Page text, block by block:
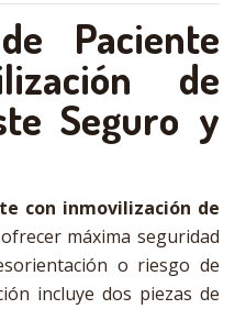
Paciente
de
Seguro y
con inmovilización de
máxima seguridad
o riesgo de
incluye dos piezas de